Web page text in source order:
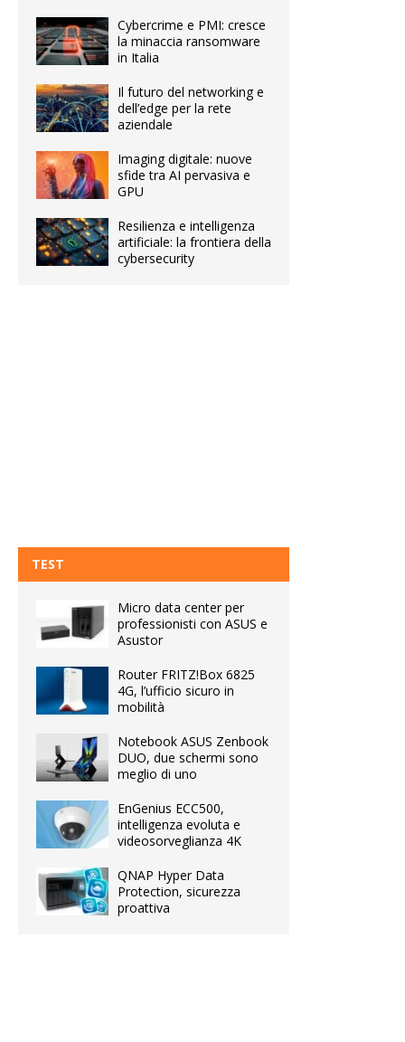
Cybercrime e PMI: cresce
la minaccia ransomware
in Italia
Il futuro del networking e
dell’edge per la rete
aziendale
Imaging digitale: nuove
sfide tra AI pervasiva e
GPU
Resilienza e intelligenza
artificiale: la frontiera della
cybersecurity
TEST
Micro data center per
professionisti con ASUS e
Asustor
Router FRITZ!Box 6825
4G, l’ufficio sicuro in
mobilità
Notebook ASUS Zenbook
DUO, due schermi sono
meglio di uno
EnGenius ECC500,
intelligenza evoluta e
videosorveglianza 4K
QNAP Hyper Data
Protection, sicurezza
proattiva